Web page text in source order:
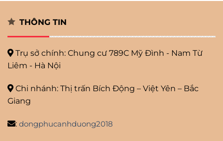
THÔNG TIN
Trụ sở chính: Chung cư 789C Mỹ Đình - Nam Từ
Liêm - Hà Nội
Chi nhánh: Thị trấn Bích Động – Việt Yên – Bắc
Giang
: dongphucanhduong2018